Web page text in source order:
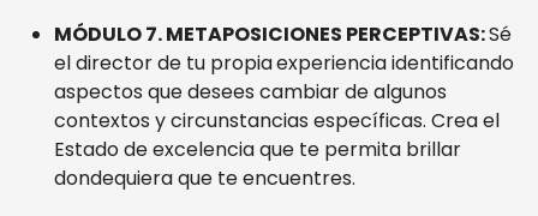
MÓDULO 7. METAPOSICIONES PERCEPTIVAS:Sé
el director de tu propiaexperiencia identificando
aspectos que desees cambiar de algunos
contextos y circunstancias específicas. Crea el
Estado de excelencia que te permita brillar
dondequiera que te encuentres.